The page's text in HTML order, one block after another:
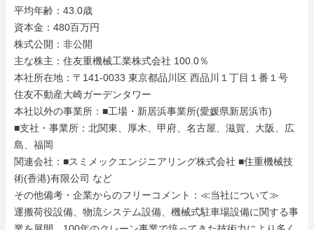
平均年齢：43.0歳
資本金：480百万円
株式公開：非公開
主な株主：住友重機械工業株式会社 100.0％
本社所在地：〒141-0033 東京都品川区 西品川１丁目１番１号
住友不動産大崎ガーデンタワー
本社以外の事業所：■工場・新居浜事業所(愛媛県新居浜市)
■支社・事業所：北関東、厚木、甲府、名古屋、滋賀、大阪、広
島、福岡
関連会社：■スミメックエンジニアリング株式会社 ■住重機械技
術(香港)有限公司 など
その他備考・企業からのフリーコメント：≪当社について≫
運搬荷役設備、物流システム設備、機械式駐車場設備に関する事